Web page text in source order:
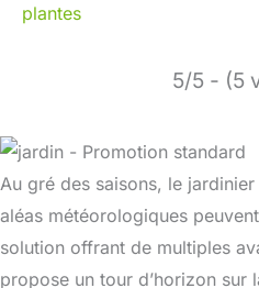
plantes
5/5 - (5
Au gré des saisons, le
aléas météorologiques
solution offrant de multiples
propose un tour d’horizon